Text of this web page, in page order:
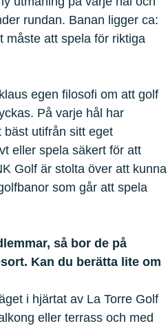
rundan. Banan ligger ca:
måste att spela för riktiga
egen filosofi om att golf
På varje hål har
bäst utifrån sitt eget
eller spela säkert för att
Golf är stolta över att kunna
som går att spela
så bor de på
Kan du berätta lite om
i hjärtat av La Torre Golf
eller terrass och med